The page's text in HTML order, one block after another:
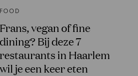
FOOD
Frans, vegan of fine
dining? Bij deze 7
restaurants in Haarlem
wil je een keer eten